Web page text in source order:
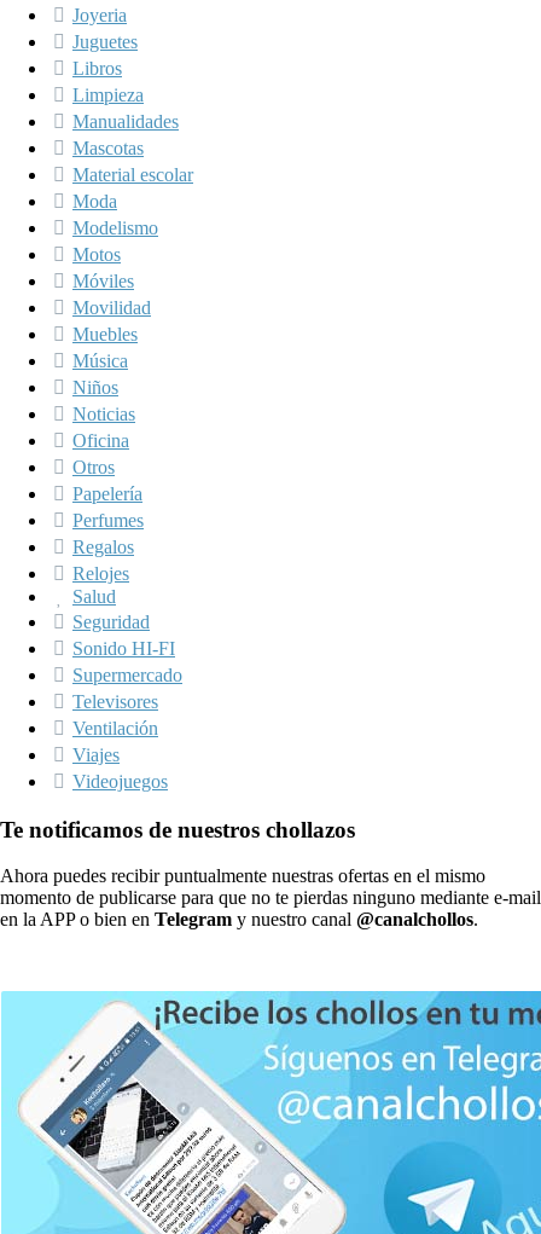
Joyeria
Juguetes
Libros
Limpieza
Manualidades
Mascotas
Material escolar
Moda
Modelismo
Motos
Móviles
Movilidad
Muebles
Música
Niños
Noticias
Oficina
Otros
Papelería
Perfumes
Regalos
Relojes
Salud
Seguridad
Sonido HI-FI
Supermercado
Televisores
Ventilación
Viajes
Videojuegos
Te notificamos de nuestros chollazos
Ahora puedes recibir puntualmente nuestras ofertas en el mismo
momento de publicarse para que no te pierdas ninguno mediante e-mail
en la APP o bien en Telegram y nuestro canal @canalchollos.